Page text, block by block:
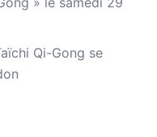
Qi-Gong se